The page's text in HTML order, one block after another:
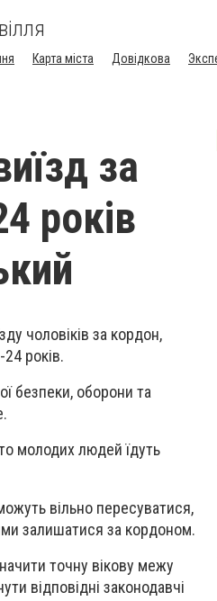
Карта міста Довідкова
за
років
чоловіків за кордон,
років.
безпеки, оборони та
молодих людей їдуть
вільно пересуватися,
залишатися за кордоном.
точну вікову межу
відповідні законодавчі